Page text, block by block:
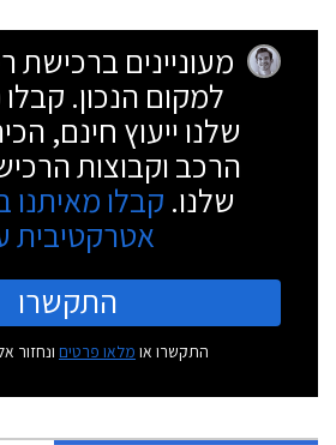
מעוניינים
למקום הנכון.
שלנו ייעוץ חינם,
הרכב וקבוצות
שלנו. קבלו
אטרקטיבית
התקשרו
התקשרו או מלאו פרטים ונחזור